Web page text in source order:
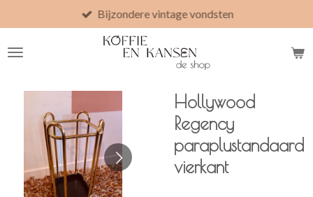
direct
naar
Bijzondere vintage vondsten
Hollywood
Regency
paraplustandaard
vierkant